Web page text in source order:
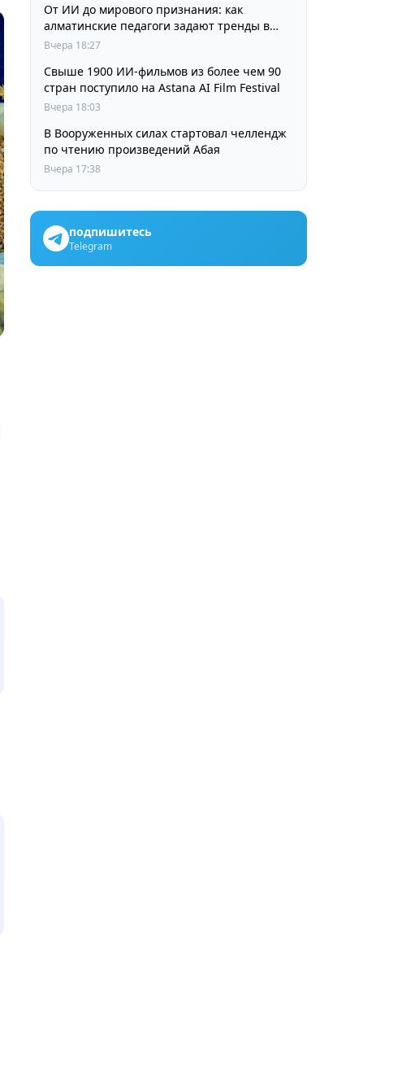
От ИИ до мирового признания: как
алматинские педагоги задают тренды в
изучении языков
Вчера 18:27
Свыше 1900 ИИ-фильмов из более чем 90
стран поступило на Astana AI Film Festival
Вчера 18:03
В Вооруженных силах стартовал челлендж
по чтению произведений Абая
Вчера 17:38
подпишитесь
Telegram